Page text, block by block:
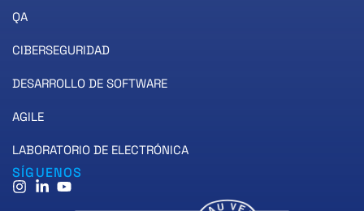
QA
CIBERSEGURIDAD
DESARROLLO DE SOFTWARE
AGILE
LABORATORIO DE ELECTRÓNICA
SÍGUENOS